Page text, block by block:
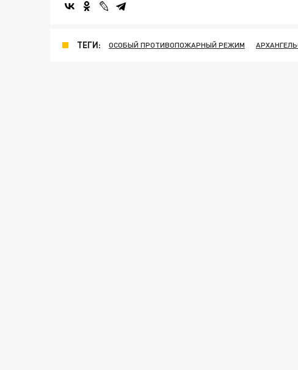
ТЕГИ: ОСОБЫЙ ПРОТИВОПОЖАРНЫЙ РЕЖИМ